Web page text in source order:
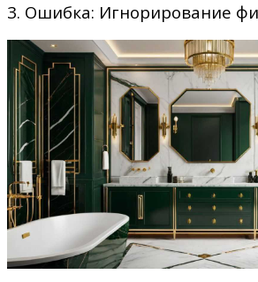
3. Ошибка: Игнорирование